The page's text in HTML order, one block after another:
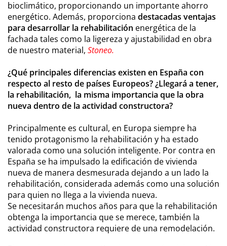
bioclimático, proporcionando un importante ahorro
energético. Además, proporciona destacadas ventajas
para desarrollar la rehabilitación energética de la
fachada tales como la ligereza y ajustabilidad en obra
de nuestro material, Stoneo.
¿Qué principales diferencias existen en España con
respecto al resto de países Europeos? ¿Llegará a tener,
la rehabilitación, la misma importancia que la obra
nueva dentro de la actividad constructora?
Principalmente es cultural, en Europa siempre ha
tenido protagonismo la rehabilitación y ha estado
valorada como una solución inteligente. Por contra en
España se ha impulsado la edificación de vivienda
nueva de manera desmesurada dejando a un lado la
rehabilitación, considerada además como una solución
para quien no llega a la vivienda nueva.
Se necesitarán muchos años para que la rehabilitación
obtenga la importancia que se merece, también la
actividad constructora requiere de una remodelación.